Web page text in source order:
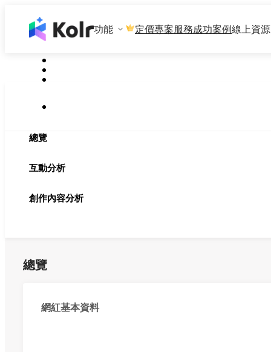
功能 定價專案服務成功案例線上資源
總覽
互動分析
創作內容分析
總覽
網紅基本資料